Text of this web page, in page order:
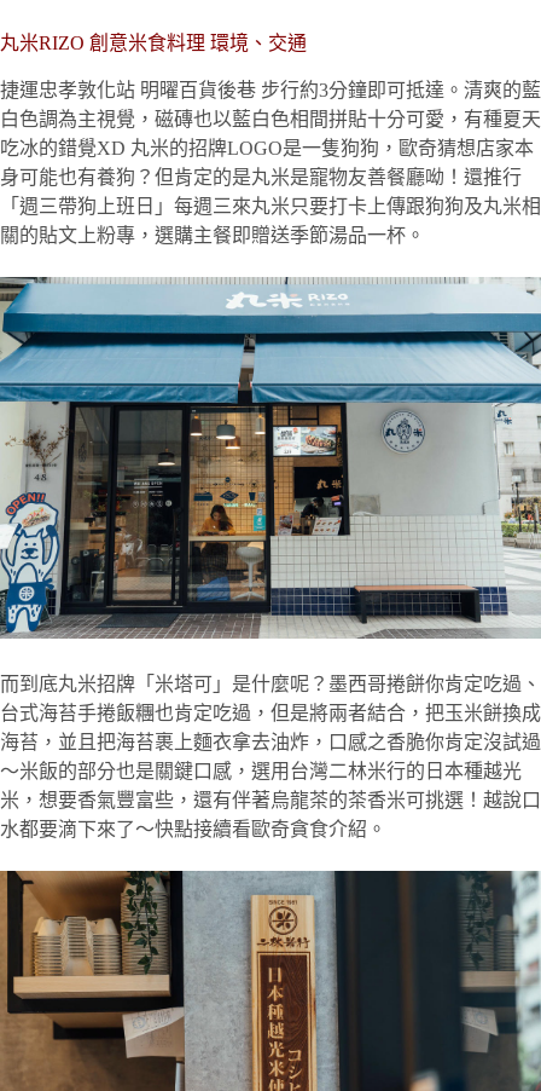
丸米RIZO 創意米食料理 環境、交通
捷運忠孝敦化站 明曜百貨後巷 步行約3分鐘即可抵達。清爽的藍
白色調為主視覺，磁磚也以藍白色相間拼貼十分可愛，有種夏天
吃冰的錯覺XD 丸米的招牌LOGO是一隻狗狗，歐奇猜想店家本
身可能也有養狗？但肯定的是丸米是寵物友善餐廳呦！還推行
「週三帶狗上班日」每週三來丸米只要打卡上傳跟狗狗及丸米相
關的貼文上粉專，選購主餐即贈送季節湯品一杯。
而到底丸米招牌「米塔可」是什麼呢？墨西哥捲餅你肯定吃過、
台式海苔手捲飯糰也肯定吃過，但是將兩者結合，把玉米餅換成
海苔，並且把海苔裹上麵衣拿去油炸，口感之香脆你肯定沒試過
～米飯的部分也是關鍵口感，選用台灣二林米行的日本種越光
米，想要香氣豐富些，還有伴著烏龍茶的茶香米可挑選！越說口
水都要滴下來了～快點接續看歐奇貪食介紹。